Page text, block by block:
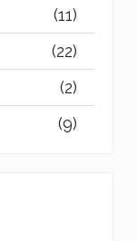
(11)
(22)
(2)
(9)